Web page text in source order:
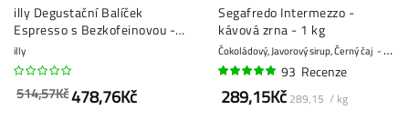
illy Degustační Balíček
Espresso s Bezkofeinovou -
zrnková káva - 3 x 250 gramů
illy
478,76Kč
514,57Kč
Segafredo Intermezzo -
kávová zrna - 1 kg
Čokoládový, Javorový sirup, Černý čaj 8 -
93 Recenze
289,15Kč 289,15 / kg